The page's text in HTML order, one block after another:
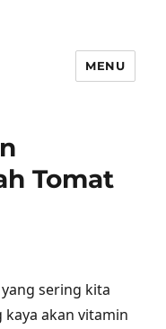
MENU
Tomat
sering kita
akan vitamin